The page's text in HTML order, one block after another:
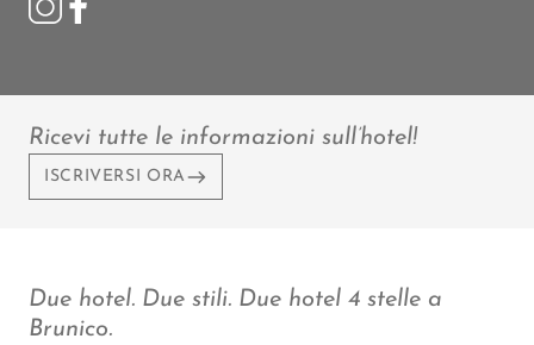
Ricevi tutte le informazioni sull’hotel!
ISCRIVERSI ORA
Due hotel. Due stili. Due hotel 4 stelle a
Brunico.